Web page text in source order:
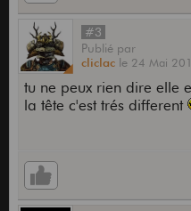
#3
Publié par
cliclac le 24 Mai
tu ne peux rien dire elle
la tête c'est trés different